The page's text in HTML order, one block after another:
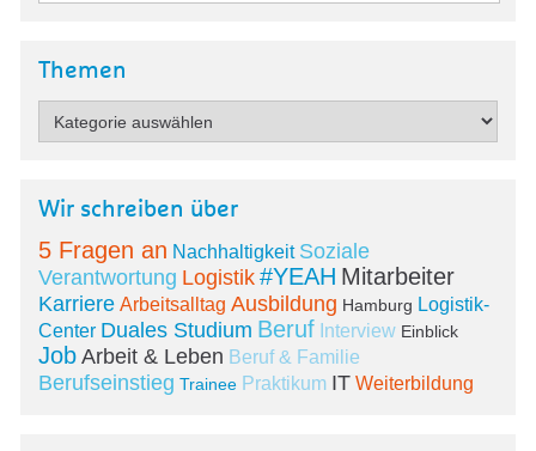
Themen
Wir schreiben über
5 Fragen an Nachhaltigkeit Soziale
Verantwortung Logistik #YEAH Mitarbeiter
Karriere Arbeitsalltag Ausbildung Hamburg Logistik-
Center Duales Studium Beruf Interview Einblick
Job Arbeit & Leben Beruf & Familie
Berufseinstieg Trainee Praktikum IT Weiterbildung